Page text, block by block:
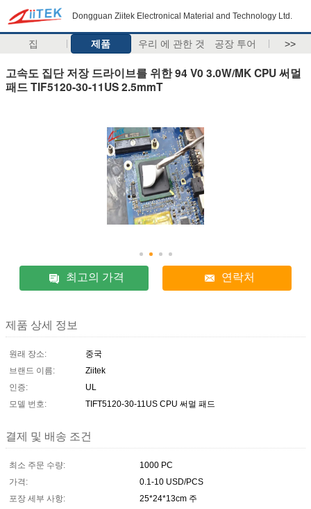
Dongguan Ziitek Electronical Material and Technology Ltd.
집 제품 우리 에 관한 것 공장 투어 >>
고속도 집단 저장 드라이브를 위한 94 V0 3.0W/MK CPU 써멀
패드 TIF5120-30-11US 2.5mmT
최고의 가격 연락처
제품 상세 정보
원래 장소:
중국
브랜드 이름:
Ziitek
인증:
UL
모델 번호:
TIFT5120-30-11US CPU 써멀 패드
결제 및 배송 조건
최소 주문 수량:
1000 PC
가격:
0.1-10 USD/PCS
포장 세부 사항:
25*24*13cm 주